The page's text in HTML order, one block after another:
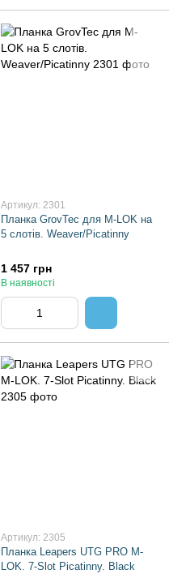
Артикул: 2301
Планка GrovTec для M-LOK на
5 слотів. Weaver/Picatinny
1 457 грн
В наявності
Артикул: 2305
Планка Leapers UTG PRO M-
LOK. 7-Slot Picatinny. Black